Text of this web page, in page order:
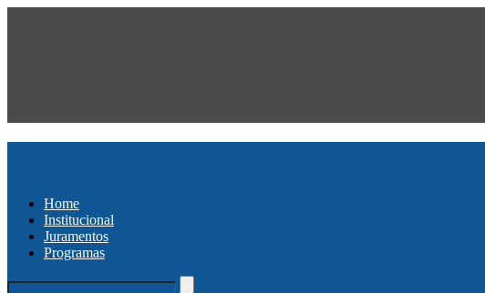
Home
Institucional
Juramentos
Programas